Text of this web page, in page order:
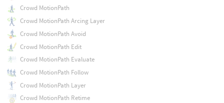
Crowd MotionPath
Crowd MotionPath Arcing Layer
Crowd MotionPath Avoid
Crowd MotionPath Edit
Crowd MotionPath Evaluate
Crowd MotionPath Follow
Crowd MotionPath Layer
Crowd MotionPath Retime